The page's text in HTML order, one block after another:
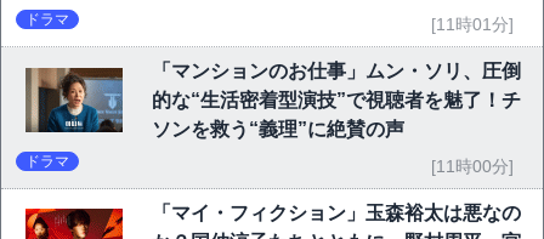
ドラマ [11時01分]
「マンションのお仕事」ムン・ソリ、圧倒
的な“生活密着型演技”で視聴者を魅了！チ
ソンを救う“義理”に絶賛の声
ドラマ [11時00分]
「マイ・フィクション」玉森裕太は悪なの